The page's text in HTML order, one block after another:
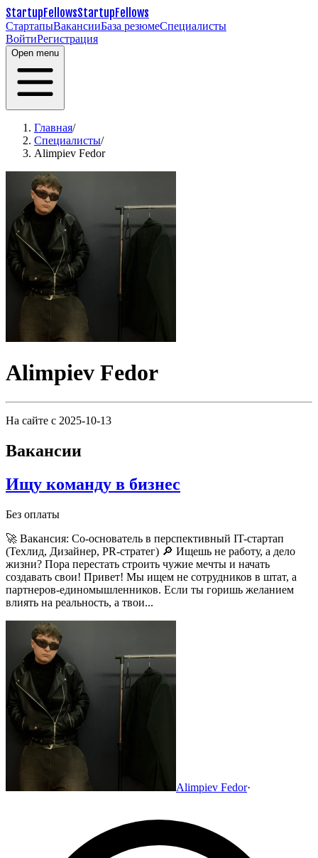
StartupFellowsStartupFellows
СтартапыВакансииБаза резюмеСпециалисты
ВойтиРегистрация
Open menu
Главная/
Специалисты/
Alimpiev Fedor
Alimpiev Fedor
На сайте с 2025-10-13
Вакансии
Ищу команду в бизнес
Без оплаты
🚀 Вакансия: Со-основатель в перспективный IT-стартап
(Техлид, Дизайнер, PR-стратег) 🔎 Ищешь не работу, а дело
жизни? Пора перестать строить чужие мечты и начать
создавать свои! Привет! Мы ищем не сотрудников в штат, а
партнеров-единомышленников. Если ты горишь желанием
влиять на реальность, а твои...
Alimpiev Fedor·